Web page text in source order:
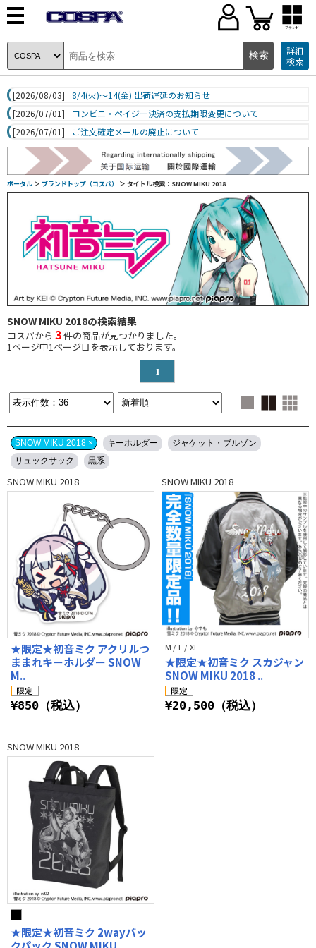
ブランド
詳細
検索
[2026/08/03]
8/4(火)～14(金) 出荷遅延のお知らせ
[2026/07/01]
コンビニ・ペイジー決済の支払期限変更について
[2026/07/01]
ご注文確定メールの廃止について
ポータル ＞ ブランドトップ（コスパ） ＞ タイトル検索：SNOW MIKU 2018
SNOW MIKU 2018の検索結果
コスパから 3件の商品が見つかりました。
1ページ中1ページ目を表示しております。
1
SNOW MIKU 2018 × キーホルダー
ジャケット・ブルゾン
リュックサック
黒系
SNOW MIKU 2018
★限定★初音ミク アクリルつ
ままれキーホルダー SNOW
M..
¥850（税込）
SNOW MIKU 2018
M / L / XL
★限定★初音ミク スカジャン
SNOW MIKU 2018 ..
¥20,500（税込）
SNOW MIKU 2018
★限定★初音ミク 2wayバッ